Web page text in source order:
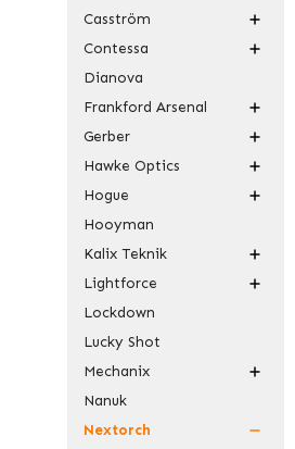
Casström
Contessa
Dianova
Frankford Arsenal
Gerber
Hawke Optics
Hogue
Hooyman
Kalix Teknik
Lightforce
Lockdown
Lucky Shot
Mechanix
Nanuk
Nextorch